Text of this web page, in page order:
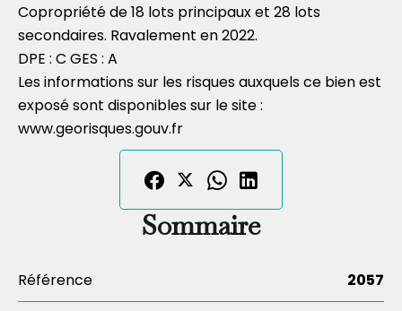
Copropriété de 18 lots principaux et 28 lots
secondaires. Ravalement en 2022.
DPE : C GES : A
Les informations sur les risques auxquels ce bien est
exposé sont disponibles sur le site :
www.georisques.gouv.fr
Sommaire
Référence 2057